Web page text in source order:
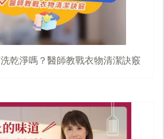
乾淨嗎？醫師教戰衣物清潔訣竅